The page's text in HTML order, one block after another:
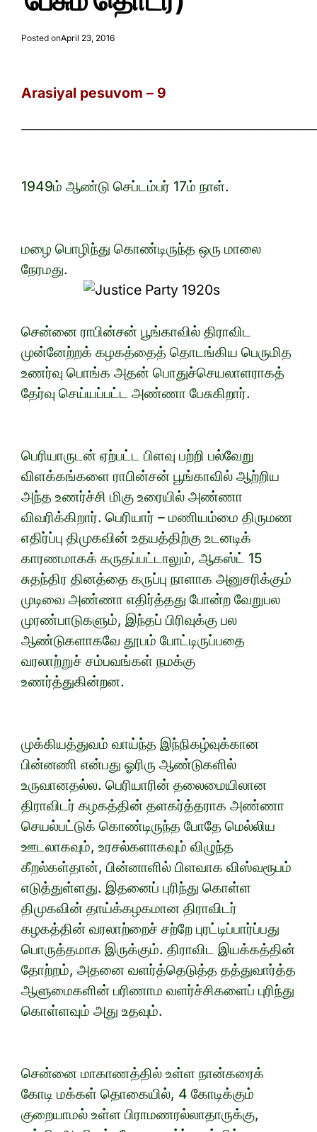
Posted onApril 23, 2016
Arasiyal pesuvom – 9
1949ம் ஆண்டு செப்டம்பர் 17ம் நாள்.
மழை பொழிந்து கொண்டிருந்த ஒரு மாலை
நேரமது.
சென்னை ராபின்சன் பூங்காவில் திராவிட
முன்னேற்றக் கழகத்தைத் தொடங்கிய பெருமித
உணர்வு பொங்க அதன் பொதுச்செயலாளராகத்
தேர்வு செய்யப்பட்ட அண்ணா பேசுகிறார்.
பெரியாருடன் ஏற்பட்ட பிளவு பற்றி பல்வேறு
விளக்கங்களை ராபின்சன் பூங்காவில் ஆற்றிய
அந்த உணர்ச்சி மிகு உரையில் அண்ணா
விவரிக்கிறார். பெரியார் – மணியம்மை திருமண
எதிர்ப்பு திமுகவின் உதயத்திற்கு உடனடிக்
காரணமாகக் கருதப்பட்டாலும், ஆகஸ்ட் 15
சுதந்திர தினத்தை கருப்பு நாளாக அனுசரிக்கும்
முடிவை அண்ணா எதிர்த்தது போன்ற வேறுபல
முரண்பாடுகளும், இந்தப் பிரிவுக்கு பல
ஆண்டுகளாகவே தூபம் போட்டிருப்பதை
வரலாற்றுச் சம்பவங்கள் நமக்கு
உணர்த்துகின்றன.
முக்கியத்துவம் வாய்ந்த இந்நிகழ்வுக்கான
பின்னணி என்பது ஓரிரு ஆண்டுகளில்
உருவானதல்ல. பெரியாரின் தலைமையிலான
திராவிடர் கழகத்தின் தளகர்த்தராக அண்ணா
செயல்பட்டுக் கொண்டிருந்த போதே மெல்லிய
ஊடலாகவும், உரசல்களாகவும் விழுந்த
கீறல்கள்தான், பின்னாளில் பிளவாக விஸ்வரூபம்
எடுத்துள்ளது. இதனைப் புரிந்து கொள்ள
திமுகவின் தாய்க்கழகமான திராவிடர்
கழகத்தின் வரலாற்றைச் சற்றே புரட்டிப்பார்ப்பது
பொருத்தமாக இருக்கும். திராவிட இயக்கத்தின்
தோற்றம், அதனை வளர்த்தெடுத்த தத்துவார்த்த
ஆளுமைகளின் பரிணாம வளர்ச்சிகளைப் புரிந்து
கொள்ளவும் அது உதவும்.
சென்னை மாகாணத்தில் உள்ள நான்கரைக்
கோடி மக்கள் தொகையில், 4 கோடிக்கும்
குறையாமல் உள்ள பிராமணரல்லாதாருக்கு,